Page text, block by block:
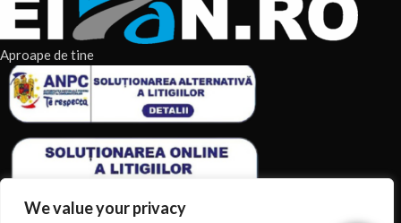
We value your privacy
Aproape de tine